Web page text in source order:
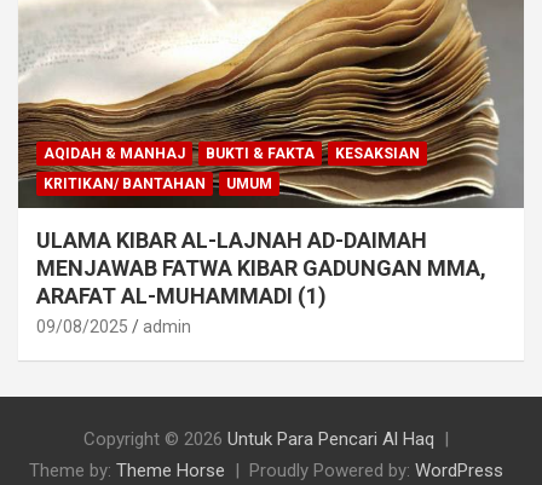
AQIDAH & MANHAJ BUKTI & FAKTA
KESAKSIAN
KRITIKAN/ BANTAHAN
UMUM
ULAMA KIBAR AL-LAJNAH AD-DAIMAH
MENJAWAB FATWA KIBAR GADUNGAN MMA,
ARAFAT AL-MUHAMMADI (1)
09/08/2025 admin
Copyright © 2026 Untuk Para Pencari Al Haq
Theme by: Theme Horse Proudly Powered by: WordPress